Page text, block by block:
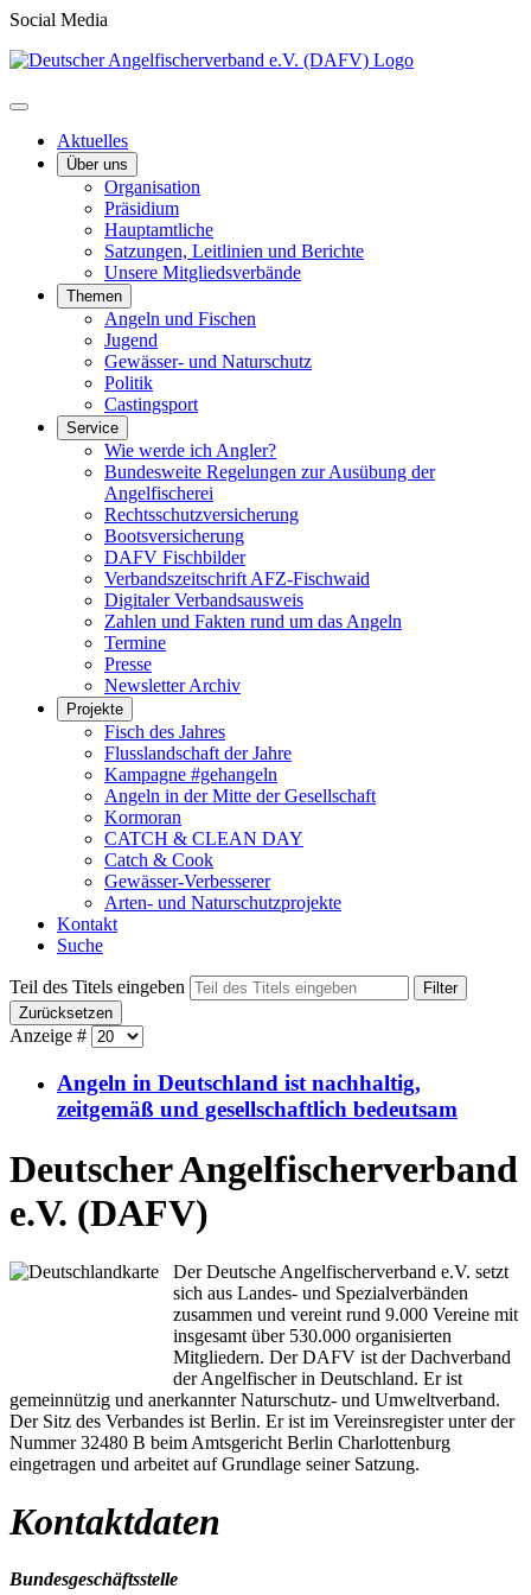
Social Media
Aktuelles
Über uns
Organisation
Präsidium
Hauptamtliche
Satzungen, Leitlinien und Berichte
Unsere Mitgliedsverbände
Themen
Angeln und Fischen
Jugend
Gewässer- und Naturschutz
Politik
Castingsport
Service
Wie werde ich Angler?
Bundesweite Regelungen zur Ausübung der
Angelfischerei
Rechtsschutzversicherung
Bootsversicherung
DAFV Fischbilder
Verbandszeitschrift AFZ-Fischwaid
Digitaler Verbandsausweis
Zahlen und Fakten rund um das Angeln
Termine
Presse
Newsletter Archiv
Projekte
Fisch des Jahres
Flusslandschaft der Jahre
Kampagne #gehangeln
Angeln in der Mitte der Gesellschaft
Kormoran
CATCH & CLEAN DAY
Catch & Cook
Gewässer-Verbesserer
Arten- und Naturschutzprojekte
Kontakt
Suche
Teil des Titels eingeben
Filter
Zurücksetzen
Anzeige #
Angeln in Deutschland ist nachhaltig,
zeitgemäß und gesellschaftlich bedeutsam
Deutscher Angelfischerverband
e.V. (DAFV)
Der Deutsche Angelfischerverband e.V. setzt
sich aus Landes- und Spezialverbänden
zusammen und vereint rund 9.000 Vereine mit
insgesamt über 530.000 organisierten
Mitgliedern. Der DAFV ist der Dachverband
der Angelfischer in Deutschland. Er ist
gemeinnützig und anerkannter Naturschutz- und Umweltverband.
Der Sitz des Verbandes ist Berlin. Er ist im Vereinsregister unter der
Nummer 32480 B beim Amtsgericht Berlin Charlottenburg
eingetragen und arbeitet auf Grundlage seiner Satzung.
Kontaktdaten
Bundesgeschäftsstelle